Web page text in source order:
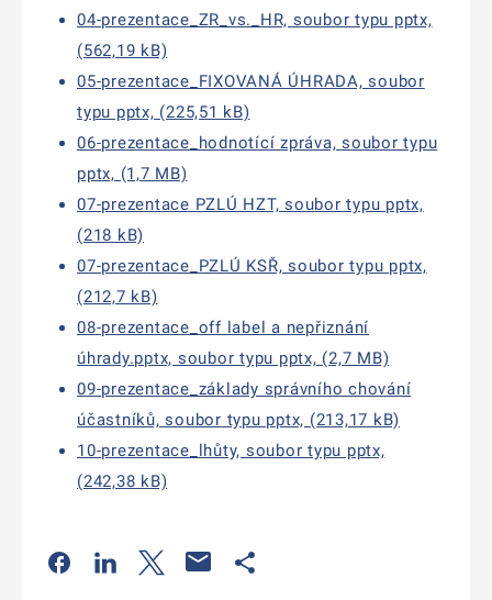
04-prezentace_ZR_vs._HR, soubor typu pptx,
(562,19 kB)
05-prezentace_FIXOVANÁ ÚHRADA, soubor
typu pptx, (225,51 kB)
06-prezentace_hodnotící zpráva, soubor typu
pptx, (1,7 MB)
07-prezentace PZLÚ HZT, soubor typu pptx,
(218 kB)
07-prezentace_PZLÚ KSŘ, soubor typu pptx,
(212,7 kB)
08-prezentace_off label a nepřiznání
úhrady.pptx, soubor typu pptx, (2,7 MB)
09-prezentace_základy správního chování
účastníků, soubor typu pptx, (213,17 kB)
10-prezentace_lhůty, soubor typu pptx,
(242,38 kB)
Odkaz se otevře na nové kartě
Odkaz se otevře na nové kartě
Odkaz se otevře na nové kartě